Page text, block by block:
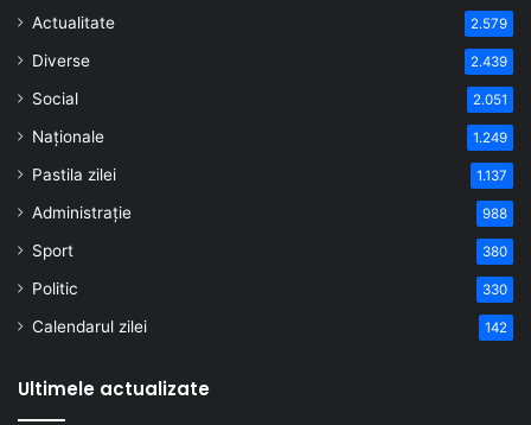
Actualitate 2.579
Diverse 2.439
Social 2.051
Naționale 1.249
Pastila zilei 1.137
Administrație 988
Sport 380
Politic 330
Calendarul zilei 142
Ultimele actualizate